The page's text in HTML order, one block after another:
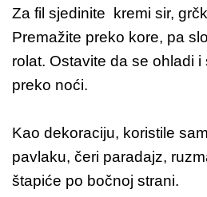
Za fil sjedinite kremi sir,
Premažite preko kore, pa
rolat. Ostavite da se ohladi
preko noći.
Kao dekoraciju, koristile
pavlaku, čeri paradajz,
štapiće po bočnoj strani.